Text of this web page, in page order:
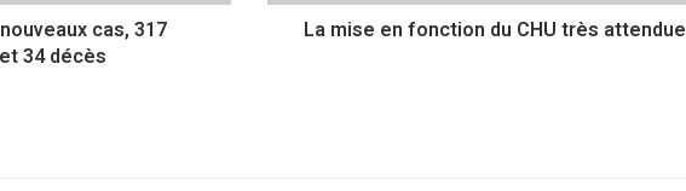
cas, 317
34 décès
n
La mise en fonction du CHU très attendue